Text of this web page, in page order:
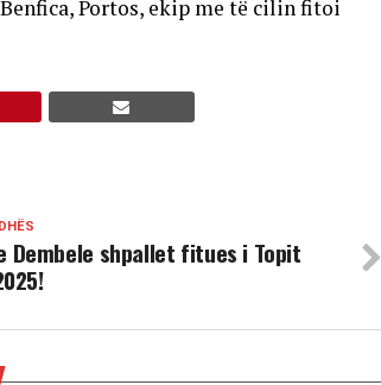
Portos, ekip me të cilin fitoi
Dembele shpallet fitues i Topit